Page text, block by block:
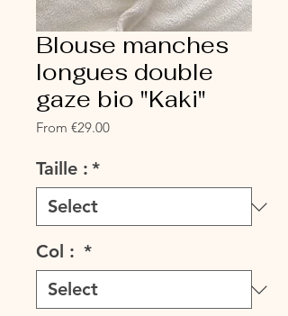
Blouse manches
longues double
gaze bio "Kaki"
From €29.00Sale
Taille : *
Col : *